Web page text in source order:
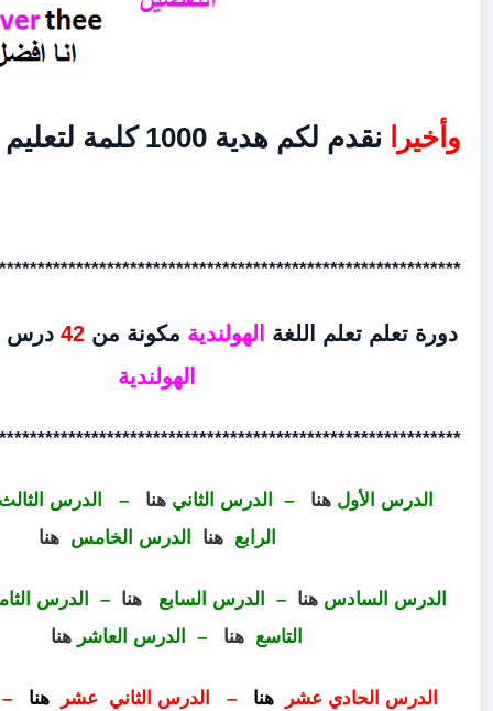
1000 كلمة لتعليم اللغة منهنا
اللغةالهولنديةمكونة من42 درس منها تخرج تتكلم
الدرس الثاني هنا– الدرس الثالثهنا –
الدرس
الدرس الخامس هنا
–الدرس السابعهنا –الدرس الثامن هنا
الدرس
الدرس العاشرهنا
هنا – الدرس الثاني عشر هنا –الدرس الثالث